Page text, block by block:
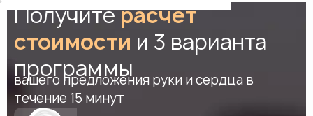
Получитерасчет
стоимости и 3 варианта
программы
вашего предложения руки и сердца в
течение 15 минут